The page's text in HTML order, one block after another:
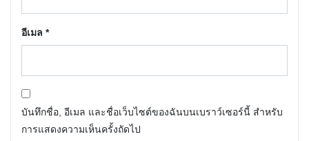
อีเมล *
บันทึกชื่อ, อีเมล และชื่อเว็บไซต์ของฉันบนเบราว์เซอร์นี้ สำหรับ
การแสดงความเห็นครั้งถัดไป